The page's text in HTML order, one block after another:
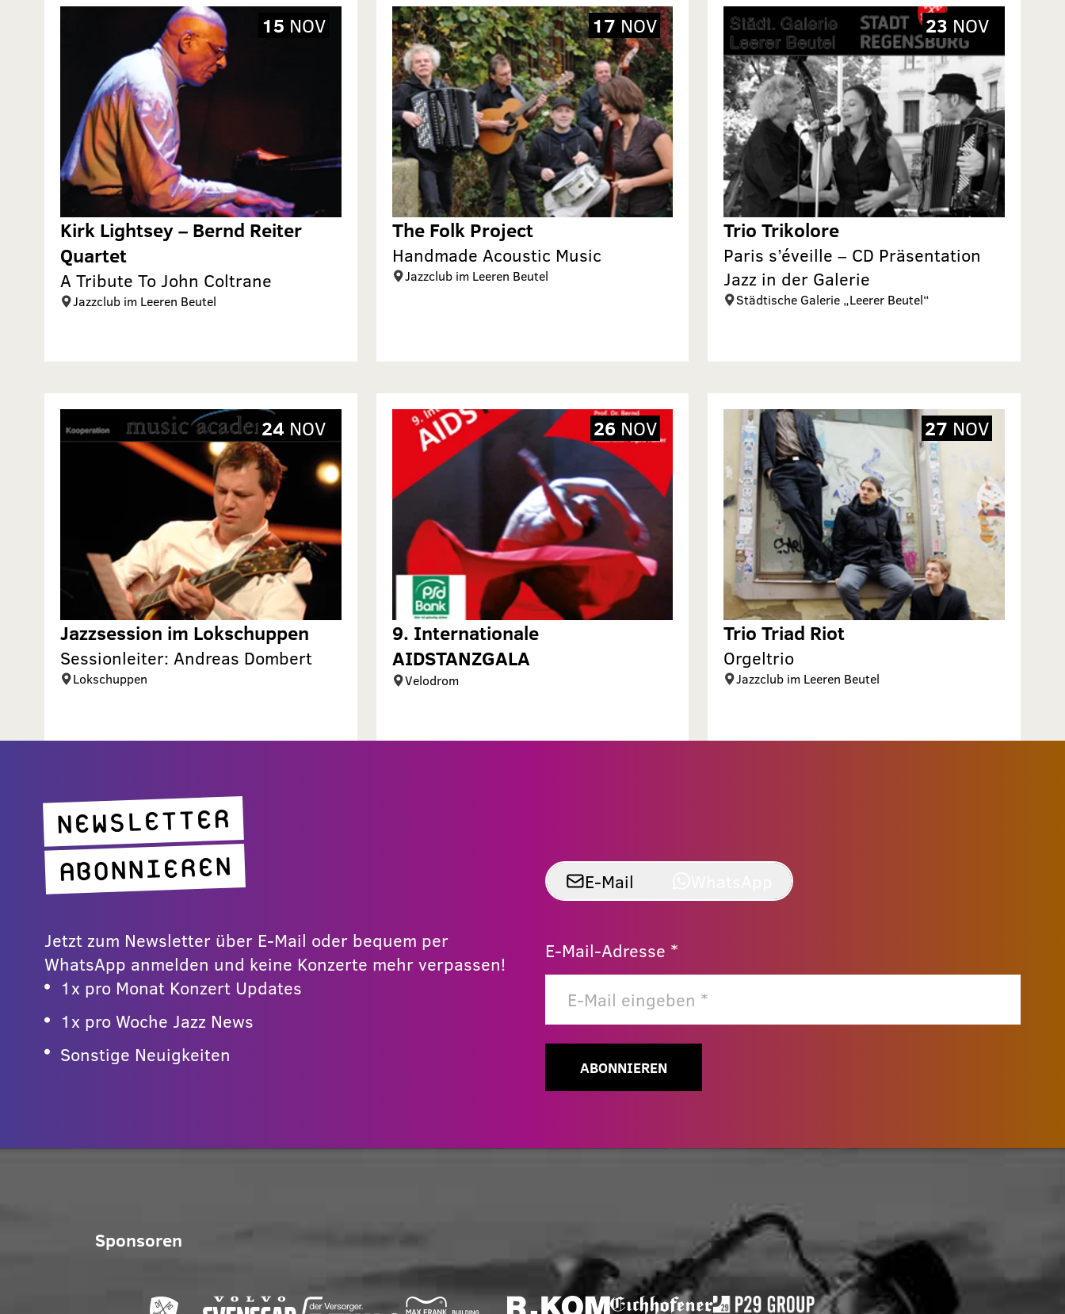
Kirk Lightsey – Bernd Reiter
Quartet
A Tribute To John Coltrane
Jazzclub im Leeren Beutel
15 NOV
The Folk Project
Handmade Acoustic Music
Jazzclub im Leeren Beutel
17 NOV
Trio Trikolore
Paris s’éveille – CD Präsentation
Jazz in der Galerie
Städtische Galerie „Leerer Beutel“
23 NOV
Jazzsession im Lokschuppen
Sessionleiter: Andreas Dombert
Lokschuppen
24 NOV
9. Internationale
AIDSTANZGALA
Velodrom
26 NOV
Trio Triad Riot
Orgeltrio
Jazzclub im Leeren Beutel
27 NOV
NEWSLETTER
ABONNIEREN
Jetzt zum Newsletter über E-Mail oder bequem per
WhatsApp anmelden und keine Konzerte mehr verpassen!
1x pro Monat Konzert Updates
1x pro Woche Jazz News
Sonstige Neuigkeiten
E-Mail
E-Mail-Adresse *
ABONNIEREN
Sponsoren